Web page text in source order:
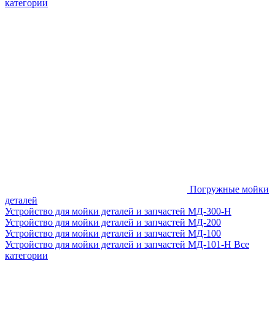
категории
Погружные мойки
деталей
Устройство для мойки деталей и запчастей МД-300-H
Устройство для мойки деталей и запчастей МД-200
Устройство для мойки деталей и запчастей МД-100
Устройство для мойки деталей и запчастей МД-101-Н Все
категории